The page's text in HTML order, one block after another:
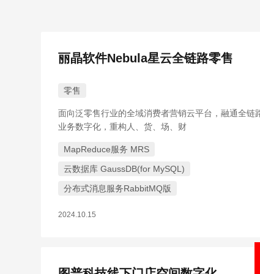
丽晶软件Nebula星云全链路零售
零售
面向泛零售行业的全域消费者营销云平台，融通全链
业务数字化，重构人、货、场、财
MapReduce服务 MRS
云数据库 GaussDB(for MySQL)
分布式消息服务RabbitMQ版
2024.10.15